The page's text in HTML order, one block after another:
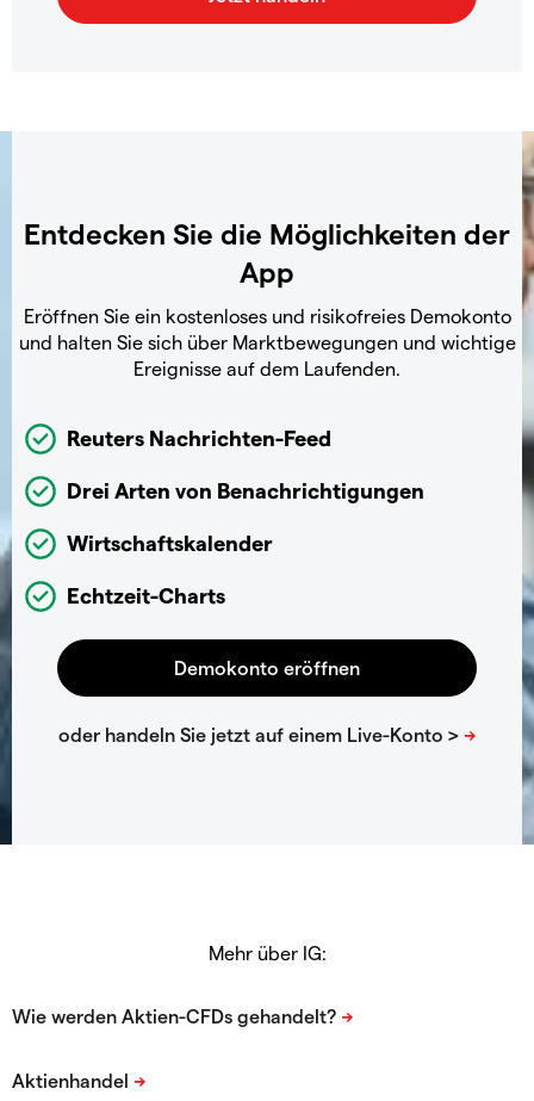
Entdecken Sie die Möglichkeiten der
App
Eröffnen Sie ein kostenloses und risikofreies Demokonto
und halten Sie sich über Marktbewegungen und wichtige
Ereignisse auf dem Laufenden.
Reuters Nachrichten-Feed
Drei Arten von Benachrichtigungen
Wirtschaftskalender
Echtzeit-Charts
Mehr über IG: